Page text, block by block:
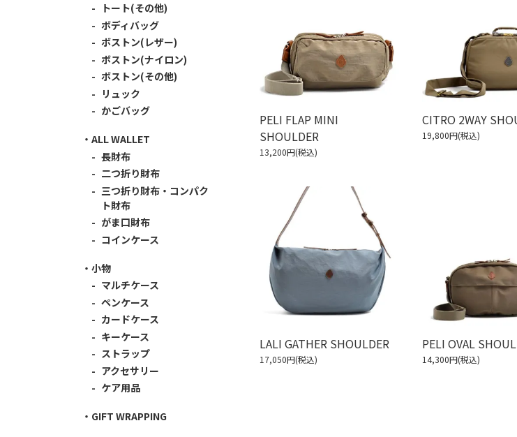
PELI FLAP MINI
SHOULDER
13,200円(税込)
CITRO 2WAY
19,800円(税込)
LALI GATHER SHOULDER
17,050円(税込)
PELI OVAL
14,300円(税込)
トート(その他)
ボディバッグ
ボストン(レザー)
ボストン(ナイロン)
ボストン(その他)
リュック
かごバッグ
ALL WALLET
長財布
二つ折り財布
三つ折り財布・コンパク
ト財布
がま口財布
コインケース
小物
マルチケース
ペンケース
カードケース
キーケース
ストラップ
アクセサリー
ケア用品
GIFT WRAPPING